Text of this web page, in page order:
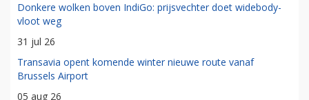
Donkere wolken boven IndiGo: prijsvechter doet widebody-
vloot weg
31 jul 26
Transavia opent komende winter nieuwe route vanaf
Brussels Airport
05 aug 26